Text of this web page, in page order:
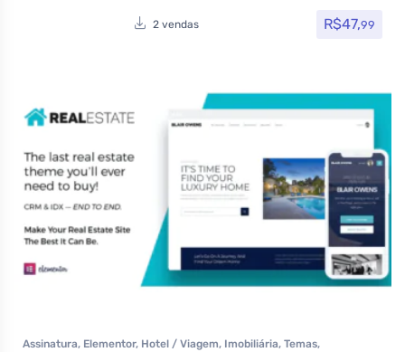
2 vendas R$47,99
Assinatura, Elementor, Hotel / Viagem, Imobiliária, Temas,